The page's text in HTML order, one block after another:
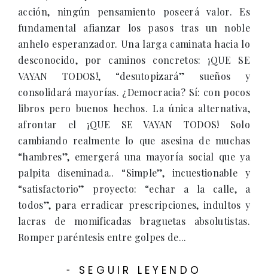
acción, ningún pensamiento poseerá valor. Es
fundamental afianzar los pasos tras un noble
anhelo esperanzador. Una larga caminata hacia lo
desconocido, por caminos concretos: ¡QUE SE
VAYAN TODOS!, “desutopizará” sueños y
consolidará mayorías. ¿Democracia? Sí: con pocos
libros pero buenos hechos. La única alternativa,
afrontar el ¡QUE SE VAYAN TODOS! Solo
cambiando realmente lo que asesina de muchas
“hambres”, emergerá una mayoría social que ya
palpita diseminada.. “Simple”, incuestionable y
“satisfactorio” proyecto: “echar a la calle, a
todos”, para erradicar prescripciones, indultos y
lacras de momificadas braguetas absolutistas.
Romper paréntesis entre golpes de...
- SEGUIR LEYENDO